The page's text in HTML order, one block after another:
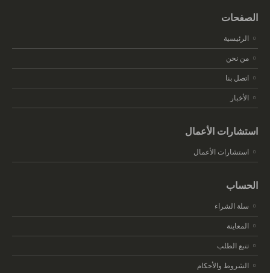
الصفحات
الرئيسية
من نحن
اتصل بنا
الأخبار
استشارات الأعمال
استشارات الأعمال
الحساب
سلة الشراء
المعاينة
تتبع الطلب
الشروط والأحكام